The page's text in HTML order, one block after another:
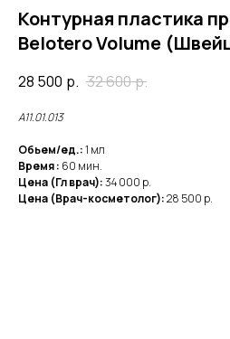
Контурная пластика
Belotero Volume
28 500 р. 32 600р.
А11.01.013
Обьем/ед.:1 мл
Время : 60 мин.
Цена (Гл врач):34 000 р.
Цена (Врач-косметолог):28 500 р.